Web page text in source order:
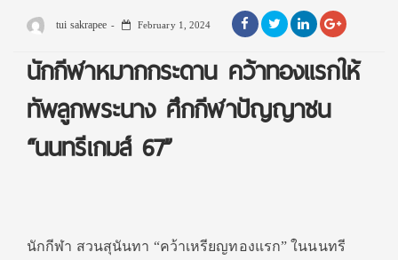
tui sakrapee February 1, 2024
นักกีฬาหมากกระดาน คว้าทองแรกให้
ทัพลูกพระนาง ศึกกีฬาปัญญาชน
“นนทรีเกมส์ 67”
นักกีฬา สวนสุนันทา “คว้าเหรียญทองแรก” ในนนทรี